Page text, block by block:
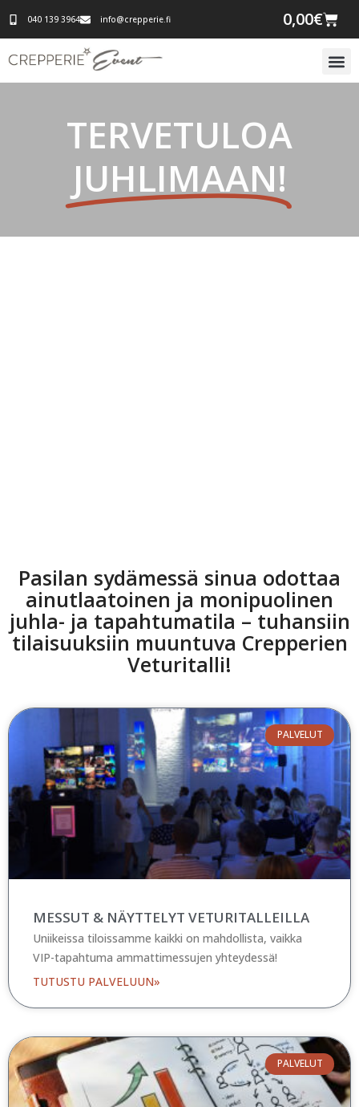
040 139 3964 info@crepperie.fi 0,00€
TERVETULOA
JUHLIMAAN!
Pasilan sydämessä sinua odottaa
ainutlaatoinen ja monipuolinen
juhla- ja tapahtumatila – tuhansiin
tilaisuuksiin muuntuva Crepperien
Veturitalli!
PALVELUT
MESSUT & NÄYTTELYT VETURITALLEILLA
Uniikeissa tiloissamme kaikki on mahdollista, vaikka
VIP-tapahtuma ammattimessujen yhteydessä!
TUTUSTU PALVELUUN»
PALVELUT